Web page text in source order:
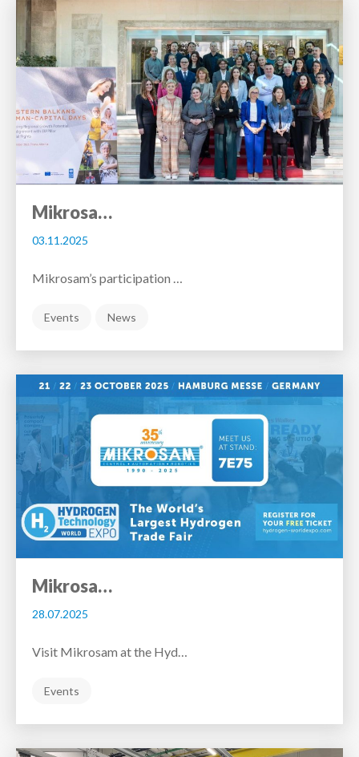
Mikrosa…
03.11.2025
Mikrosam’s participation …
Events News
Mikrosa…
28.07.2025
Visit Mikrosam at the Hyd…
Events